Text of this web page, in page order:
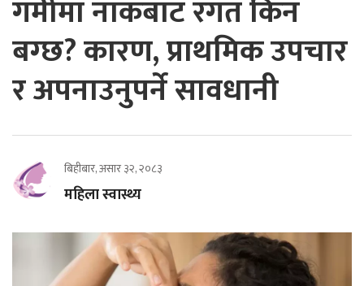
गर्मीमा नाकबाट रगत किन
बग्छ? कारण, प्राथमिक उपचार
र अपनाउनुपर्ने सावधानी
बिहीबार, असार ३२, २०८३
महिला स्वास्थ्य